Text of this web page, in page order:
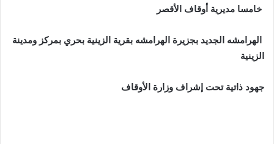
خامسا مديرية أوقاف الأقصر
الهرامشه الجديد بجزيرة الهرامشه بقرية الزينية بحري بمركز ومدينة
الزينية
جهود ذاتية تحت إشراف وزارة الأوقاف